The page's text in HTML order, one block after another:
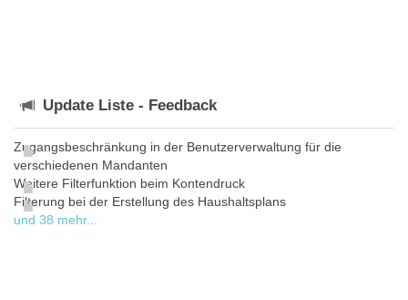
Update Liste - Feedback
Zugangsbeschränkung in der Benutzerverwaltung für die
verschiedenen Mandanten
Weitere Filterfunktion beim Kontendruck
Filterung bei der Erstellung des Haushaltsplans
und 38 mehr...